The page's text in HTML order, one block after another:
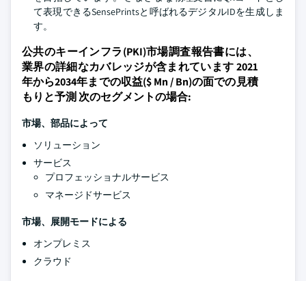
て表現できるSensePrintsと呼ばれるデジタルIDを生成しま
す。
公共のキーインフラ(PKI)市場調査報告書には、
業界の詳細なカバレッジが含まれています 2021
年から2034年までの収益($ Mn / Bn)の面での見積
もりと予測 次のセグメントの場合:
市場、部品によって
ソリューション
サービス
プロフェッショナルサービス
マネージドサービス
市場、展開モードによる
オンプレミス
クラウド